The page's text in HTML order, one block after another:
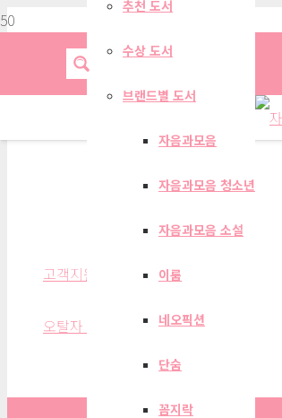
추천 도서
수상 도서
브랜드별 도서
자음과모음
자음과모음 청소년
자음과모음 소설
이룸
네오픽션
단숨
꼼지락
오탈자 신고 게
고객지원
오탈자 신고 게시판